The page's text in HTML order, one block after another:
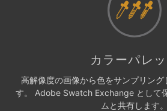
カラーパレッ
高解像度の画像から色をサンプリング
す。 Adobe Swatch Exchange として
ムと共有します。